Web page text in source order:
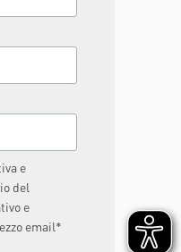
e
del
e
email*